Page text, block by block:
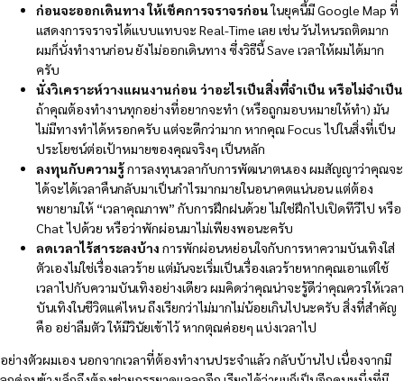
ก่อนจะออกเดินทาง ให้เช็คการจราจรก่อนในยุคนี้มี Google Map ที่
แสดงการจราจรได้แบบแทบจะ Real-Time เลย เช่น วันไหนรถติดมาก
ผมก็นั่งทำงานก่อน ยังไม่ออกเดินทาง ซึ่งวิธีนี้ Save เวลาให้ผมได้มาก
ครับ
นั่งวิเคราะห์วางแผนงานก่อน ว่าอะไรเป็นสิ่งที่จำเป็น หรือไม่จำเป็น
ถ้าคุณต้องทำงานทุกอย่างที่อยากจะทำ (หรือถูกมอบหมายให้ทำ) มัน
ไม่มีทางทำได้หรอกครับ แต่จะดีกว่ามาก หากคุณ Focus ไปในสิ่งที่เป็น
ประโยชน์ต่อเป้าหมายของคุณจริงๆ เป็นหลัก
ลงทุนกับความรู้การลงทุนเวลากับการพัฒนาตนเอง ผมสัญญาว่าคุณจะ
ได้จะได้เวลาคืนกลับมาเป็นกำไรมากมายในอนาคตแน่นอน แต่ต้อง
พยายามให้ “เวลาคุณภาพ” กับการฝึกฝนด้วย ไม่ใช่ฝึกไปเปิดทีวีไป หรือ
Chat ไปด้วย หรือว่าพักผ่อนมาไม่เพียงพอนะครับ
ลดเวลาไร้สาระลงบ้าง การพักผ่อนหย่อนใจกับการหาความบันเทิงใส่
ตัวเองไม่ใช่เรื่องเลวร้าย แต่มันจะเริ่มเป็นเรื่องเลวร้ายหากคุณเอาแต่ใช้
เวลาไปกับความบันเทิงอย่างเดียว ผมคิดว่าคุณน่าจะรู้ดีว่าคุณควรให้เวลา
บันเทิงในชีวิตแค่ไหน ถึงเรียกว่าไม่มากไม่น้อยเกินไปนะครับ สิ่งที่สำคัญ
คือ อย่าลืมตัว ให้มีวินัยเข้าไว้ หากตุณค่อยๆ แบ่งเวลาไป
อย่างตัวผมเอง นอกจากเวลาที่ต้องทำงานประจำแล้ว กลับบ้านไป เนื่องจากมี